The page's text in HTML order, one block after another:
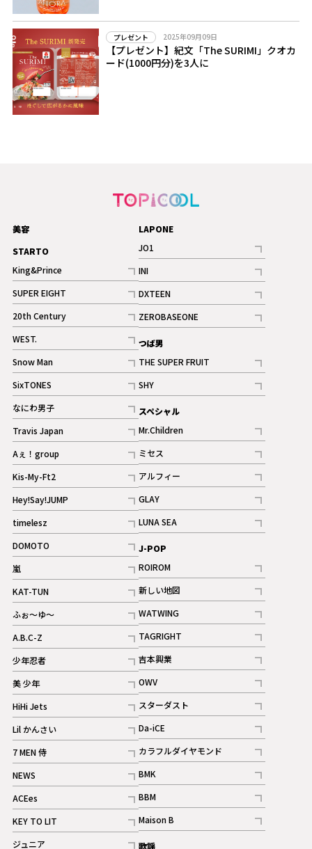
プレゼント 2025年09月09日
【プレゼント】紀文「The SURIMI」クオカ
ード(1000円分)を3人に
美容
STARTO
King&Prince
記事
SUPER EIGHT
記事
20th Century
記事
WEST.
記事
Snow Man
記事
ギャラリー
SixTONES
記事
ギャラリー
なにわ男子
記事
Travis Japan
記事
Aぇ！group
記事
Kis-My-Ft2
記事
ギャラリー
Hey!Say!JUMP
記事
timelesz
記事
DOMOTO
記事
嵐
記事
KAT-TUN
記事
ふぉ～ゆ～
記事
A.B.C-Z
記事
ギャラリー
少年忍者
記事
美 少年
記事
HiHi Jets
記事
Lil かんさい
記事
7 MEN 侍
記事
NEWS
記事
ACEes
記事
KEY TO LIT
記事
ジュニア
LAPONE
JO1
記事
INI
記事
ギャラリー
DXTEEN
記事
ギャラリー
ZEROBASEONE
記事
つば男
THE SUPER FRUIT
記事
SHY
記事
スペシャル
Mr.Children
記事
ミセス
記事
アルフィー
記事
GLAY
記事
LUNA SEA
記事
J-POP
ROIROM
記事
新しい地図
記事
WATWING
記事
TAGRIGHT
記事
吉本興業
記事
OWV
記事
ギャラリー
スターダスト
記事
Da-iCE
記事
カラフルダイヤモンド
記事
BMK
記事
BBM
記事
ギャラリー
Maison B
記事
歌謡